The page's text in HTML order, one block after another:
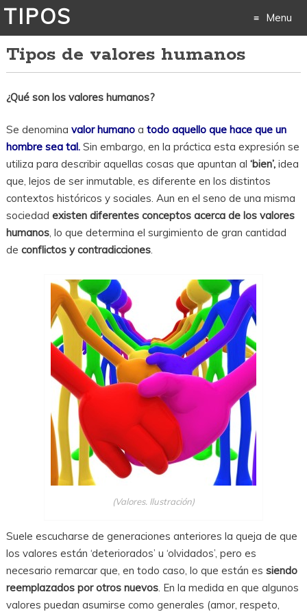
TIPOS Menu
Tipos de valores humanos
¿Qué son los valores humanos?
Se denomina valor humanoa todo aquello que hace que un
hombre sea tal.Sin embargo, en la práctica esta expresión se
utiliza para describir aquellas cosas que apuntan al ‘bien’,idea
que, lejos de ser inmutable, es diferente en los distintos
contextos históricos y sociales. Aun en el seno de una misma
sociedad existen diferentes conceptos acerca de los valores
humanos, lo que determina el surgimiento de gran cantidad
de conflictos y contradicciones.
(Valores. Ilustración)
Suele escucharse de generaciones anteriores la queja de que
los valores están ‘deteriorados’ u ‘olvidados’, pero es
necesario remarcar que, en todo caso, lo que están es siendo
reemplazados por otros nuevos. En la medida en que algunos
valores puedan asumirse como generales (amor, respeto,